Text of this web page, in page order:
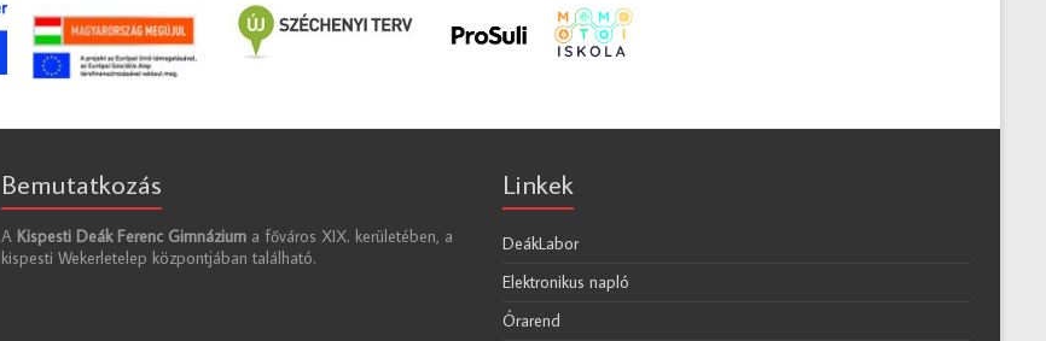
Bemutatkozás
A Kispesti Deák Ferenc Gimnázium a főváros XIX. kerületében, a
kispesti Wekerletelep központjában található.
Linkek
DeákLabor
Elektronikus napló
Órarend